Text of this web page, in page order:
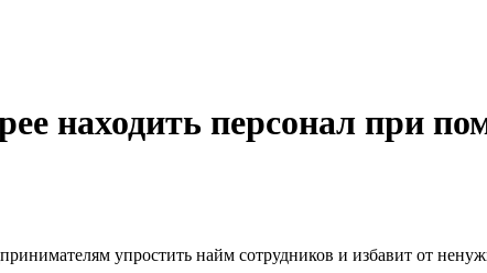
находить персонал при
упростить найм сотрудников и избавит от